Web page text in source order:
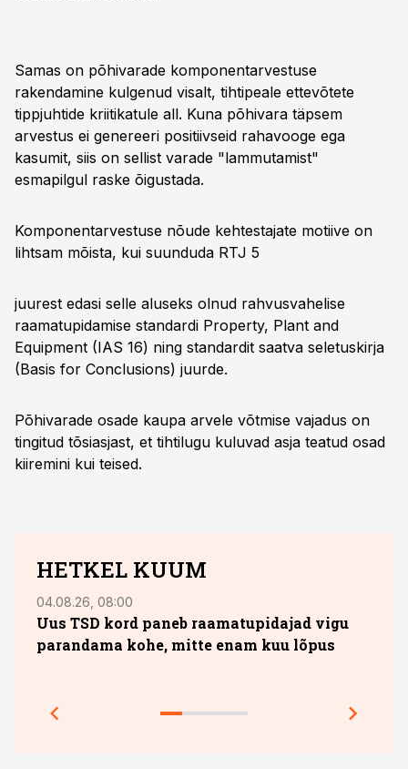
Samas on põhivarade komponentarvestuse
rakendamine kulgenud visalt, tihtipeale ettevõtete
tippjuhtide kriitikatule all. Kuna põhivara täpsem
arvestus ei genereeri positiivseid rahavooge ega
kasumit, siis on sellist varade "lammutamist"
esmapilgul raske õigustada.
Komponentarvestuse nõude kehtestajate motiive on
lihtsam mõista, kui suunduda RTJ 5
juurest edasi selle aluseks olnud rahvusvahelise
raamatupidamise standardi Property, Plant and
Equipment (IAS 16) ning standardit saatva seletuskirja
(Basis for Conclusions) juurde.
Põhivarade osade kaupa arvele võtmise vajadus on
tingitud tõsiasjast, et tihtilugu kuluvad asja teatud osad
kiiremini kui teised.
HETKEL KUUM
04.08.26, 08:00
Uus TSD kord paneb raamatupidajad vigu
parandama kohe, mitte enam kuu lõpus